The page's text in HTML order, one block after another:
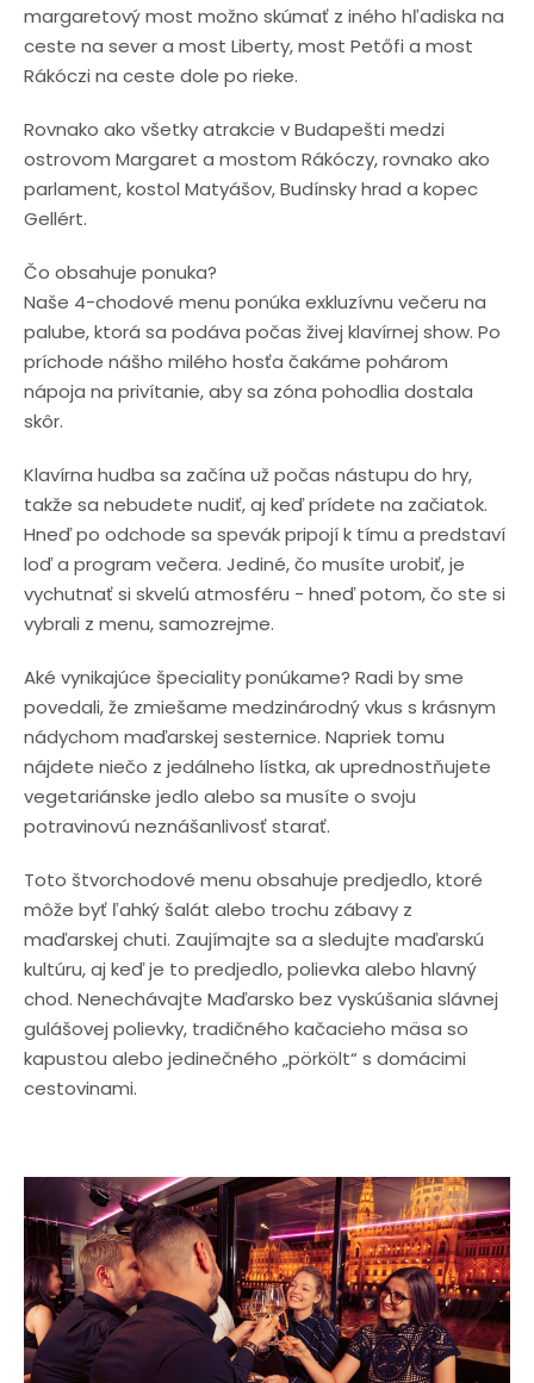
margaretový most možno skúmať z iného hľadiska na
ceste na sever a most Liberty, most Petőfi a most
Rákóczi na ceste dole po rieke.
Rovnako ako všetky atrakcie v Budapešti medzi
ostrovom Margaret a mostom Rákóczy, rovnako ako
parlament, kostol Matyášov, Budínsky hrad a kopec
Gellért.
Čo obsahuje ponuka?
Naše 4-chodové menu ponúka exkluzívnu večeru na
palube, ktorá sa podáva počas živej klavírnej show. Po
príchode nášho milého hosťa čakáme pohárom
nápoja na privítanie, aby sa zóna pohodlia dostala
skôr.
Klavírna hudba sa začína už počas nástupu do hry,
takže sa nebudete nudiť, aj keď prídete na začiatok.
Hneď po odchode sa spevák pripojí k tímu a predstaví
loď a program večera. Jediné, čo musíte urobiť, je
vychutnať si skvelú atmosféru - hneď potom, čo ste si
vybrali z menu, samozrejme.
Aké vynikajúce špeciality ponúkame? Radi by sme
povedali, že zmiešame medzinárodný vkus s krásnym
nádychom maďarskej sesternice. Napriek tomu
nájdete niečo z jedálneho lístka, ak uprednostňujete
vegetariánske jedlo alebo sa musíte o svoju
potravinovú neznášanlivosť starať.
Toto štvorchodové menu obsahuje predjedlo, ktoré
môže byť ľahký šalát alebo trochu zábavy z
maďarskej chuti. Zaujímajte sa a sledujte maďarskú
kultúru, aj keď je to predjedlo, polievka alebo hlavný
chod. Nenechávajte Maďarsko bez vyskúšania slávnej
gulášovej polievky, tradičného kačacieho mäsa so
kapustou alebo jedinečného „pörkölt“ s domácimi
cestovinami.